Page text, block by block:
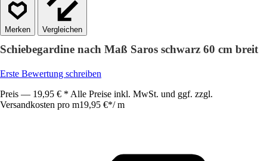
Vergleichen
Schiebegardine nach Maß Saros schwarz 60 cm breit
Erste Bewertung schreiben
Preis — 19,95 € * Alle Preise inkl. MwSt. und ggf. zzgl.
Versandkosten pro m19,95 €*/ m